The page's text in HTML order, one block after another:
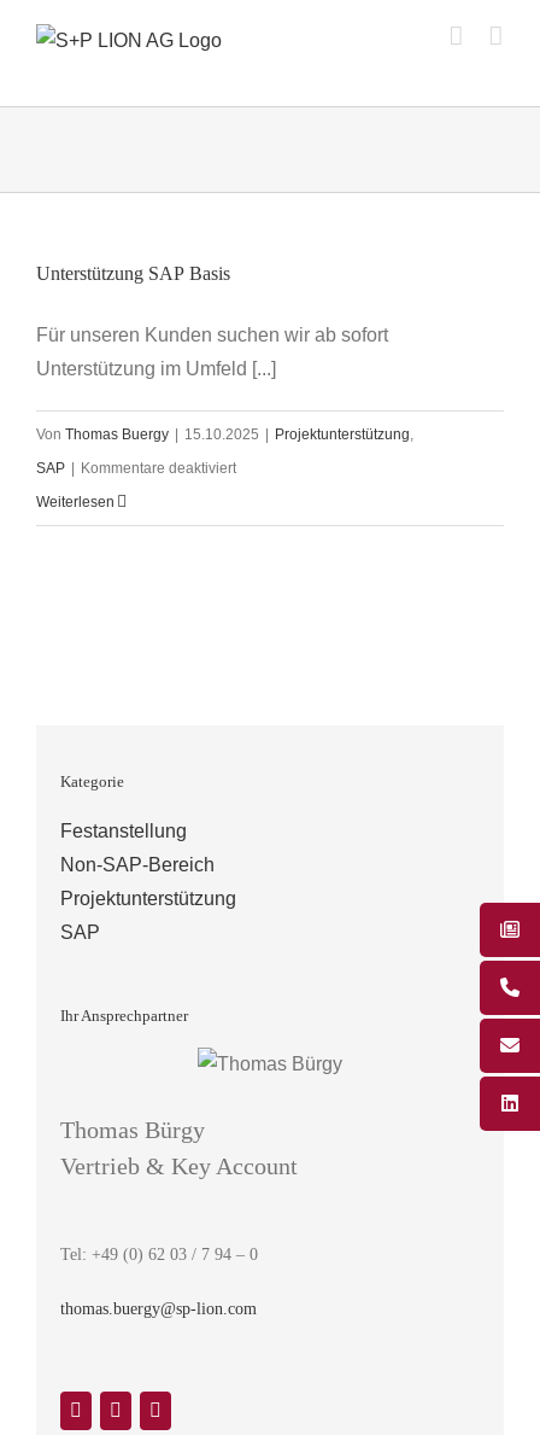
Inhalt
Unterstützung SAP Basis
Für unseren Kunden suchen wir ab sofort
Unterstützung im Umfeld [...]
Von Thomas Buergy 15.10.2025 Projektunterstützung,
SAP
Kommentare deaktiviertfür
Weiterlesen
Kategorie
Festanstellung
Non-SAP-Bereich
Projektunterstützung
SAP
Ihr Ansprechpartner
Thomas Bürgy
Vertrieb & Key Account
Tel: +49 (0) 62 03 / 7 94 – 0
thomas.buergy@sp-lion.com